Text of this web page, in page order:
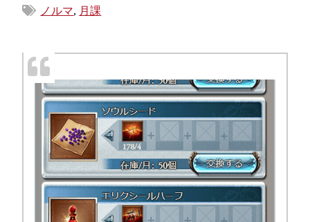
ノルマ, 月課